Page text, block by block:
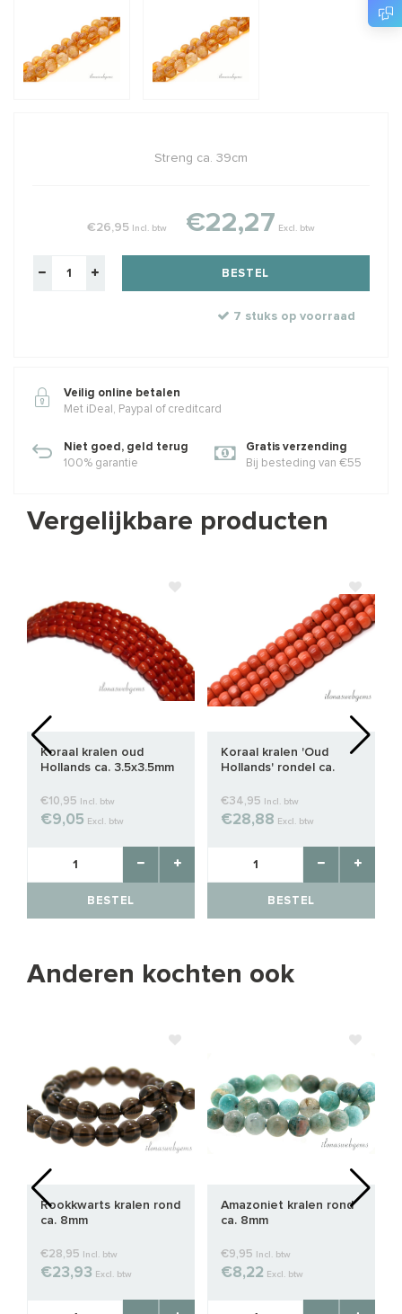
Streng ca. 39cm
€26,95 Incl. btw €22,27 Excl. btw
BESTEL
7 stuks op voorraad
Veilig online betalen
Met iDeal, Paypal of creditcard
Niet goed, geld terug
100% garantie
Gratis verzending
Bij besteding van €55
Vergelijkbare producten
Koraal kralen oud
Hollands ca. 3.5x3.5mm
€10,95 Incl. btw
€9,05 Excl. btw
BESTEL
Koraal kralen 'Oud
Hollands' rondel ca.
€34,95 Incl. btw
€28,88 Excl. btw
BESTEL
Anderen kochten ook
Rookkwarts kralen rond
ca. 8mm
€28,95 Incl. btw
€23,93 Excl. btw
Amazoniet kralen rond
ca. 8mm
€9,95 Incl. btw
€8,22 Excl. btw